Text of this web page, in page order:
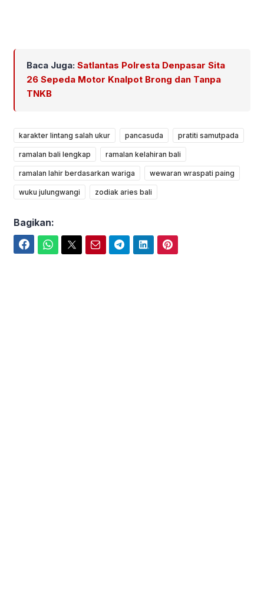
Baca Juga: Satlantas Polresta Denpasar Sita
26 Sepeda Motor Knalpot Brong dan Tanpa
TNKB
karakter lintang salah ukur pancasuda pratiti samutpada
ramalan bali lengkap ramalan kelahiran bali
ramalan lahir berdasarkan wariga wewaran wraspati paing
wuku julungwangi zodiak aries bali
Bagikan: